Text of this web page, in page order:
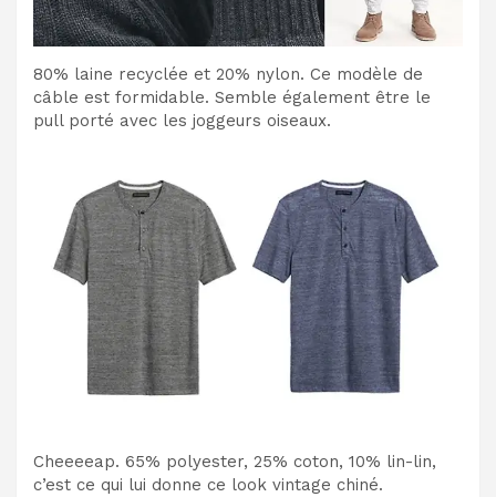
80% laine recyclée et 20% nylon. Ce modèle de
câble est formidable. Semble également être le
pull porté avec les joggeurs oiseaux.
Cheeeeap. 65% polyester, 25% coton, 10% lin-lin,
c’est ce qui lui donne ce look vintage chiné.